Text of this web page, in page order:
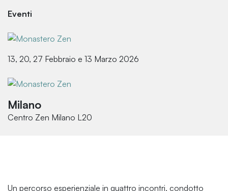
Eventi
13, 20, 27 Febbraio e 13 Marzo 2026
Milano
Centro Zen Milano L20
Un percorso esperienziale in quattro incontri, condotto